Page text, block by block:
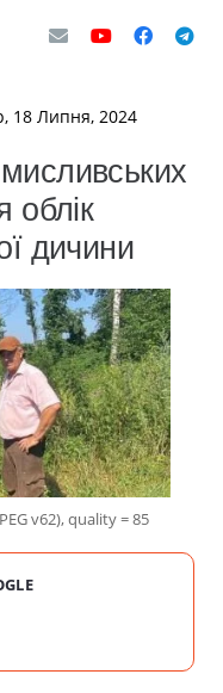
18 Липня, 2024
облік
дичини
v62), quality = 85